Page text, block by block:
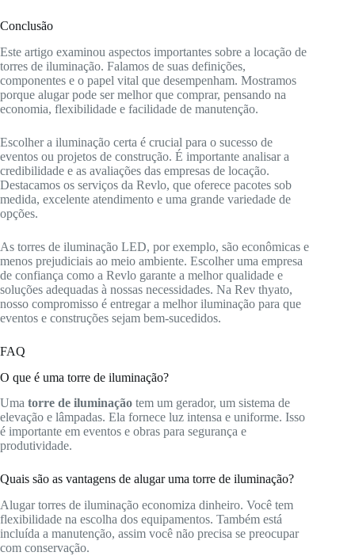
Conclusão
Este artigo examinou aspectos importantes sobre a locação de
torres de iluminação. Falamos de suas definições,
componentes e o papel vital que desempenham. Mostramos
porque alugar pode ser melhor que comprar, pensando na
economia, flexibilidade e facilidade de manutenção.
Escolher a iluminação certa é crucial para o sucesso de
eventos ou projetos de construção. É importante analisar a
credibilidade e as avaliações das empresas de locação.
Destacamos os serviços da Revlo, que oferece pacotes sob
medida, excelente atendimento e uma grande variedade de
opções.
As torres de iluminação LED, por exemplo, são econômicas e
menos prejudiciais ao meio ambiente. Escolher uma empresa
de confiança como a Revlo garante a melhor qualidade e
soluções adequadas à nossas necessidades. Na Rev thyato,
nosso compromisso é entregar a melhor iluminação para que
eventos e construções sejam bem-sucedidos.
FAQ
O que é uma torre de iluminação?
Uma torre de iluminação tem um gerador, um sistema de
elevação e lâmpadas. Ela fornece luz intensa e uniforme. Isso
é importante em eventos e obras para segurança e
produtividade.
Quais são as vantagens de alugar uma torre de iluminação?
Alugar torres de iluminação economiza dinheiro. Você tem
flexibilidade na escolha dos equipamentos. Também está
incluída a manutenção, assim você não precisa se preocupar
com conservação.